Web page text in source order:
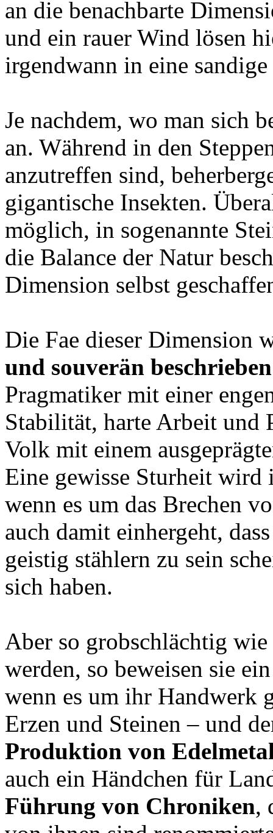
an die benachbarte
und ein rauer Wind lösen
irgendwann in eine
Je nachdem, wo man sich
an. Während in den
anzutreffen sind,
gigantische Insekten.
möglich, in sogenannte
die Balance der Natur
Dimension selbst
Die Fae dieser Dimension
und souverän beschrieben
Pragmatiker mit einer
Stabilität, harte Arbeit und
Volk mit einem
Eine gewisse Sturheit wird
wenn es um das Brechen
auch damit einhergeht,
geistig stählern zu sein
sich haben.
Aber so grobschlächtig
werden, so beweisen sie
wenn es um ihr Handwerk
Erzen und Steinen – und
Produktion von
auch ein Händchen für
Führung von Chroniken,